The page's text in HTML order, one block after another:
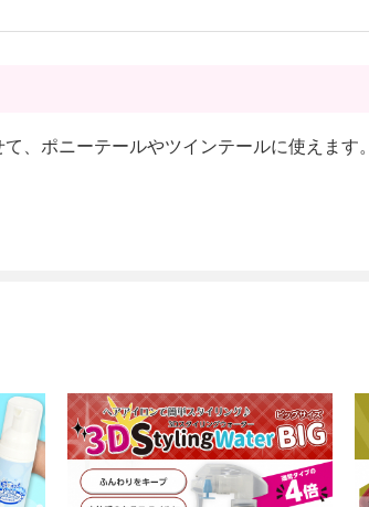
、ポニーテールやツインテールに使えます。